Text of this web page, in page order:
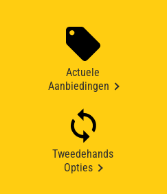
Actuele
Aanbiedingen
Tweedehands
Opties